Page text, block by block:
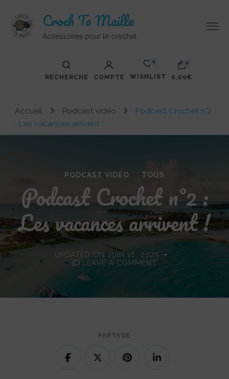
Croch Ta Maille
Accessoires pour le crochet
RECHERCHE COMPTE
0
WISHLIST
0
0,00€
Votre panier est vide.
Accueil Podcast vidéo
Podcast Crochet n°2
: Les vacances arrivent !
PODCAST VIDÉO TOUS
Podcast Crochet n°2 :
Les vacances arrivent !
UPDATED ON
JUIN 16, 2025
LEAVE A COMMENTON
PODCAST
CROCHET
PARTAGE